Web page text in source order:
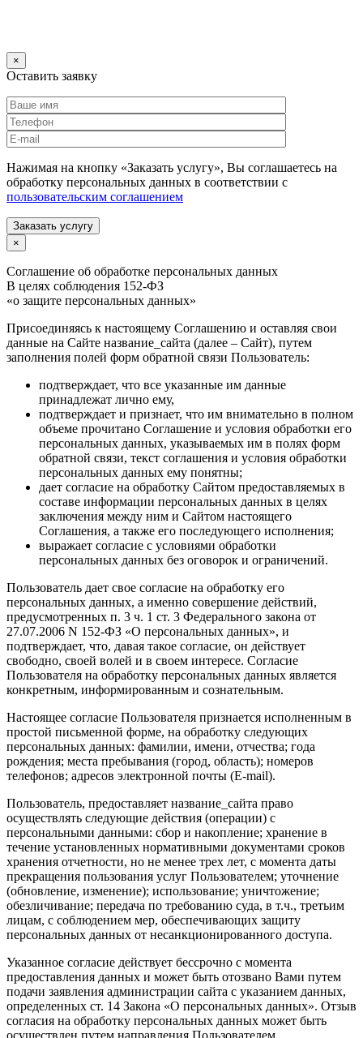
×
Оставить заявку
Нажимая на кнопку «Заказать услугу», Вы соглашаетесь на
обработку персональных данных в соответствии с
пользовательским соглашением
Заказать услугу
×
Соглашение об обработке персональных данных
В целях соблюдения 152-ФЗ
«о защите персональных данных»
Присоединяясь к настоящему Соглашению и оставляя свои
данные на Сайте название_сайта (далее – Сайт), путем
заполнения полей форм обратной связи Пользователь:
подтверждает, что все указанные им данные
принадлежат лично ему,
подтверждает и признает, что им внимательно в полном
объеме прочитано Соглашение и условия обработки его
персональных данных, указываемых им в полях форм
обратной связи, текст соглашения и условия обработки
персональных данных ему понятны;
дает согласие на обработку Сайтом предоставляемых в
составе информации персональных данных в целях
заключения между ним и Сайтом настоящего
Соглашения, а также его последующего исполнения;
выражает согласие с условиями обработки
персональных данных без оговорок и ограничений.
Пользователь дает свое согласие на обработку его
персональных данных, а именно совершение действий,
предусмотренных п. 3 ч. 1 ст. 3 Федерального закона от
27.07.2006 N 152-ФЗ «О персональных данных», и
подтверждает, что, давая такое согласие, он действует
свободно, своей волей и в своем интересе. Согласие
Пользователя на обработку персональных данных является
конкретным, информированным и сознательным.
Настоящее согласие Пользователя признается исполненным в
простой письменной форме, на обработку следующих
персональных данных: фамилии, имени, отчества; года
рождения; места пребывания (город, область); номеров
телефонов; адресов электронной почты (E-mail).
Пользователь, предоставляет название_сайта право
осуществлять следующие действия (операции) с
персональными данными: сбор и накопление; хранение в
течение установленных нормативными документами сроков
хранения отчетности, но не менее трех лет, с момента даты
прекращения пользования услуг Пользователем; уточнение
(обновление, изменение); использование; уничтожение;
обезличивание; передача по требованию суда, в т.ч., третьим
лицам, с соблюдением мер, обеспечивающих защиту
персональных данных от несанкционированного доступа.
Указанное согласие действует бессрочно с момента
предоставления данных и может быть отозвано Вами путем
подачи заявления администрации сайта с указанием данных,
определенных ст. 14 Закона «О персональных данных». Отзыв
согласия на обработку персональных данных может быть